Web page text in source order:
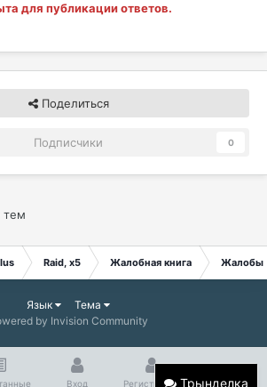
для публикации ответов.
Поделиться
Подписчики 0
тем
Raid, x5 Жалобная книга Жалобы
Трынделка
Язык
Тема
by Invision Community
Вход Регистрация Больше